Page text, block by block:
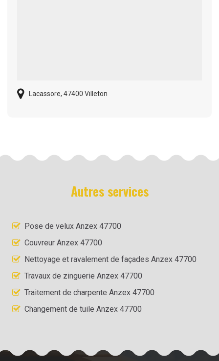
Lacassore, 47400 Villeton
Autres services
Pose de velux Anzex 47700
Couvreur Anzex 47700
Nettoyage et ravalement de façades Anzex 47700
Travaux de zinguerie Anzex 47700
Traitement de charpente Anzex 47700
Changement de tuile Anzex 47700